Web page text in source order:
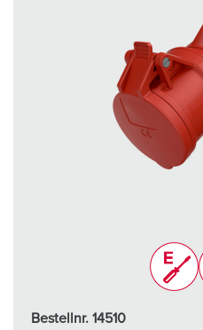
Bestellnr. 14510